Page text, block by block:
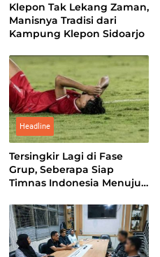
Klepon Tak Lekang Zaman,
Manisnya Tradisi dari
Kampung Klepon Sidoarjo
Headline
Tersingkir Lagi di Fase
Grup, Seberapa Siap
Timnas Indonesia Menuju